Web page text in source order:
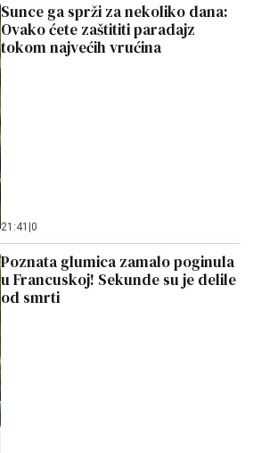
Sunce ga sprži za nekoliko dana:
Ovako ćete zaštititi paradajz
tokom najvećih vrućina
21:41 0
Poznata glumica zamalo poginula
u Francuskoj! Sekunde su je delile
od smrti